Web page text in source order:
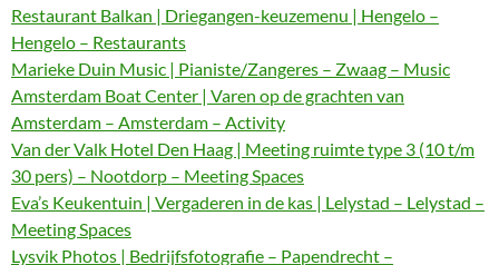
Restaurant Balkan | Driegangen-keuzemenu | Hengelo –
Hengelo – Restaurants
Marieke Duin Music | Pianiste/Zangeres – Zwaag – Music
Amsterdam Boat Center | Varen op de grachten van
Amsterdam – Amsterdam – Activity
Van der Valk Hotel Den Haag | Meeting ruimte type 3 (10 t/m
30 pers) – Nootdorp – Meeting Spaces
Eva’s Keukentuin | Vergaderen in de kas | Lelystad – Lelystad –
Meeting Spaces
Lysvik Photos | Bedrijfsfotografie – Papendrecht –